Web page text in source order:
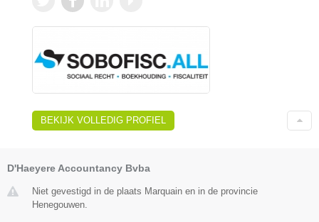
BEKIJK VOLLEDIG PROFIEL
D'Haeyere Accountancy Bvba
Niet gevestigd in de plaats Marquain en in de provincie
Henegouwen.